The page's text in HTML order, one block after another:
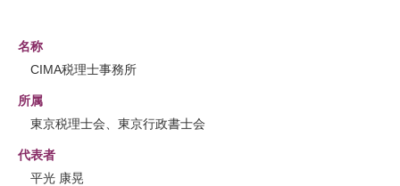
名称
CIMA税理士事務所
所属
東京税理士会、東京行政書士会
代表者
平光 康晃